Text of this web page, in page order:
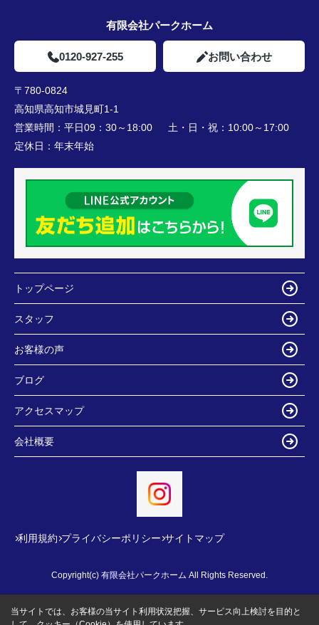
有限会社パークホーム
0120-927-255 お問い合わせ
〒780-0824
高知県高知市城見町1-1
営業時間： 平日09：30～18:00 土・日・祝：10:00～17:00
定休日： 年末年始
トップページ
スタッフ
お客様の声
ブログ
アクセスマップ
会社概要
利用規約 プライバシーポリシー サイトマップ
Copyright(c) 有限会社パークホーム All Rights Reserved.
当サイトでは、お客様の当サイト利用状況把握、サービス向上検討を目的と